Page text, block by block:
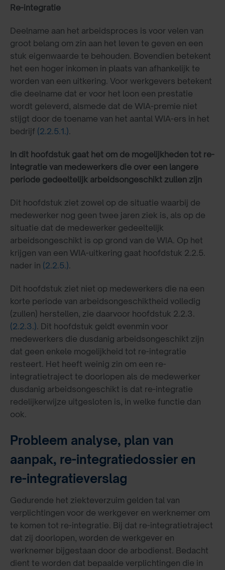
Re-integratie
Deelname aan het arbeidsproces is voor velen van
groot belang om zin aan het leven te geven en een
stuk eigenwaarde te behouden. Bovendien betekent
het een hoger inkomen in plaats van afhankelijk te
worden van een uitkering. Voor werkgevers betekent
die deelname dat er voor het loon een prestatie
wordt geleverd, alsmede dat de WIA-premie niet
stijgt door de toename van het aantal WIA-ers in het
bedrijf (2.2.5.1.).
In dit hoofdstuk gaat het om de mogelijkheden tot re-
integratie van medewerkers die over een langere
periode gedeeltelijk arbeidsongeschikt zullen zijn
Dit hoofdstuk ziet zowel op de situatie waarbij de
medewerker nog geen twee jaren ziek is, als op de
situatie dat de medewerker gedeeltelijk
arbeidsongeschikt is op grond van de WIA. Op het
krijgen van een WIA-uitkering gaat hoofdstuk 2.2.5.
nader in (2.2.5.).
Dit hoofdstuk ziet niet op medewerkers die na een
korte periode van arbeidsongeschiktheid volledig
(zullen) herstellen, zie daarvoor hoofdstuk 2.2.3.
(2.2.3.). Dit hoofdstuk geldt evenmin voor
medewerkers die dusdanig arbeidsongeschikt zijn
dat geen enkele mogelijkheid tot re-integratie
resteert. Het heeft weinig zin om een re-
integratietraject te doorlopen als de medewerker
dusdanig arbeidsongeschikt is dat re-integratie
redelijkerwijze uitgesloten is, in welke functie dan
ook.
Probleem analyse, plan van
aanpak, re-integratiedossier en
re-integratieverslag
Gedurende het ziekteverzuim gelden tal van
verplichtingen voor de werkgever en werknemer om
te komen tot re-integratie. Bij dat re-integratietraject
dat zij doorlopen, worden de werkgever en
werknemer bijgestaan door de arbodienst. Bedacht
dient te worden dat bepaalde verplichtingen die in